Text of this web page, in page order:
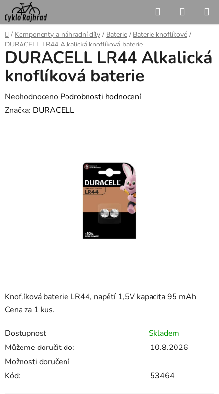
Přejít
na
obsah
Hledat
KOŠÍK
Domů
/ Komponenty a náhradní díly / Baterie / Baterie knoflíkové /
DURACELL LR44 Alkalická knoflíková baterie
Knoflíková baterie LR44, napětí 1,5V kapacita 95 mAh.
Cena za 1 kus.
Dostupnost
Skladem
Můžeme doručit do:
10.8.2026
Možnosti doručení
Kód:
53464
DURACELL LR44 Alkalická
knoflíková baterie
Průměrné
hodnocení
Neohodnoceno Podrobnosti hodnocení
Značka: DURACELL